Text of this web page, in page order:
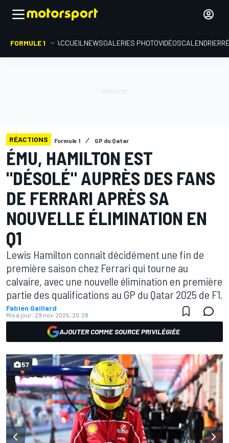
FORMULE 1 ACCUEIL NEWSGALERIES PHOTOVIDÉOSCALENDRIER
RÉACTIONS Formule 1 GP du Qatar
ÉMU, HAMILTON EST
"DÉSOLÉ" AUPRÈS DES FANS
DE FERRARI APRÈS SA
NOUVELLE ÉLIMINATION EN
Q1
Lewis Hamilton connaît décidément une fin de
première saison chez Ferrari qui tourne au
calvaire, avec une nouvelle élimination en première
partie des qualifications au GP du Qatar 2025 de F1.
Fabien Gaillard
Mis à jour: 29 nov. 2025, 20:28
AJOUTER COMME SOURCE PRIVILÉGIÉE
57